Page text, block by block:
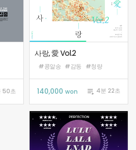
50초
사랑, 愛 Vol.2
#콩알송 #감동 #청량
140,000won  4분 22초